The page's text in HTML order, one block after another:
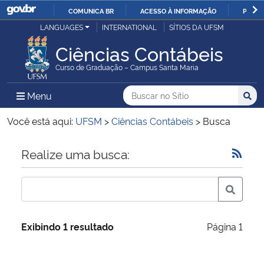
IR
O
COMUNICA BR ACESSO À INFORMAÇÃO
Ministério da Justiça e Segurança Pública
Ministério da Defesa
Ministério das Relações Exteriores
Ministério da Economia
Ministério da Infraestrutura
LANGUAGES INTERNATIONAL SÍTIOS DA UFSM
Ciências Contábeis
Curso de Graduação – Campus Santa Maria
Menu Menu Principal do Sítio
Busca
Buscar no no Sítio
Busca:
Você está aqui: UFSM >Ciências Contábeis > Busca
Início do conteúdo
Realize uma busca:
Exibindo 1 resultado Página 1